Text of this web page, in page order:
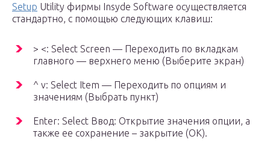
Setup Utility фирмы Insyde Software осуществляется
стандартно, с помощью следующих клавиш:
> <: Select Screen — Переходить по вкладкам
главного — верхнего меню (Выберите экран)
^ v: Select Item — Переходить по опциям и
значениям (Выбрать пункт)
Enter: Select Ввод: Открытие значения опции, а
также ее сохранение – закрытие (ОК).